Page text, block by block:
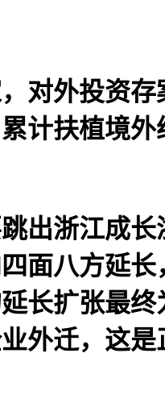
外投资存
计扶植境
浙江成长
面八方延
长扩张最
外迁，这